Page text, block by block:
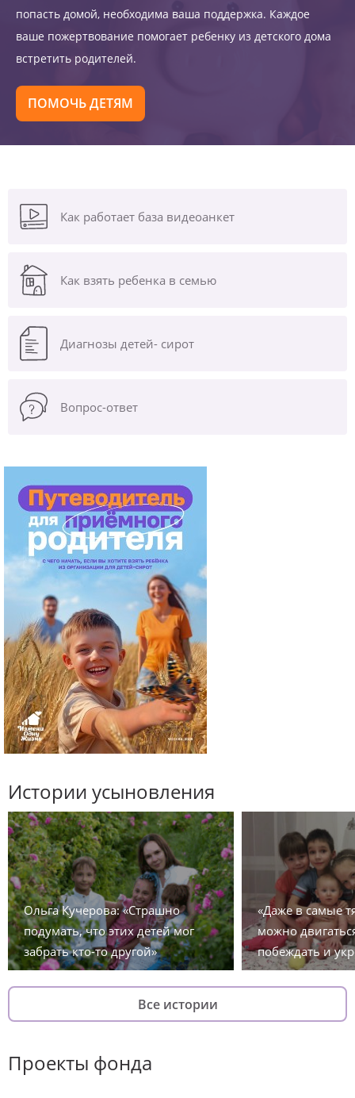
попасть домой, необходима ваша поддержка. Каждое
ваше пожертвование помогает ребенку из детского дома
встретить родителей.
ПОМОЧЬ ДЕТЯМ
Как работает база видеоанкет
Как взять ребенка в семью
Диагнозы детей- сирот
Вопрос-ответ
Истории усыновления
Ольга Кучерова: «Страшно
подумать, что этих детей мог
забрать кто-то другой»
«Даже в самые
можно
побеждать и
Все истории
Проекты фонда